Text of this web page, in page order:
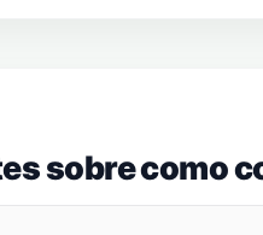
sobre como